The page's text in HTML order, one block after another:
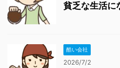
貧乏な生活に
酷い会社
2026/7/2